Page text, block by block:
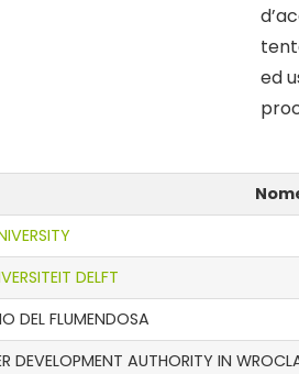
ed
DELFT
DEL FLUMENDOSA
DEVELOPMENT AUTHORITY IN